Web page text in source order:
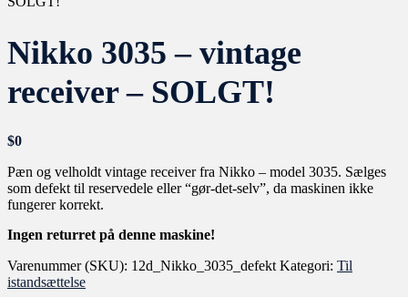
Nikko 3035 – vintage
receiver – SOLGT!
$0
Pæn og velholdt vintage receiver fra Nikko – model 3035. Sælges
som defekt til reservedele eller “gør-det-selv”, da maskinen ikke
fungerer korrekt.
Ingen returret på denne maskine!
Varenummer (SKU): 12d_Nikko_3035_defekt Kategori: Til
istandsættelse